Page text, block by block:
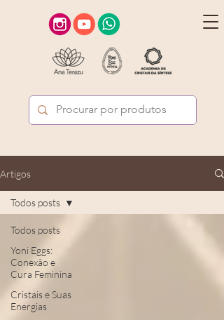
Artigos
Todos posts
Yoni Eggs:
Conexão e
Cura Feminina
Cristais e Suas
Energias
Todos posts